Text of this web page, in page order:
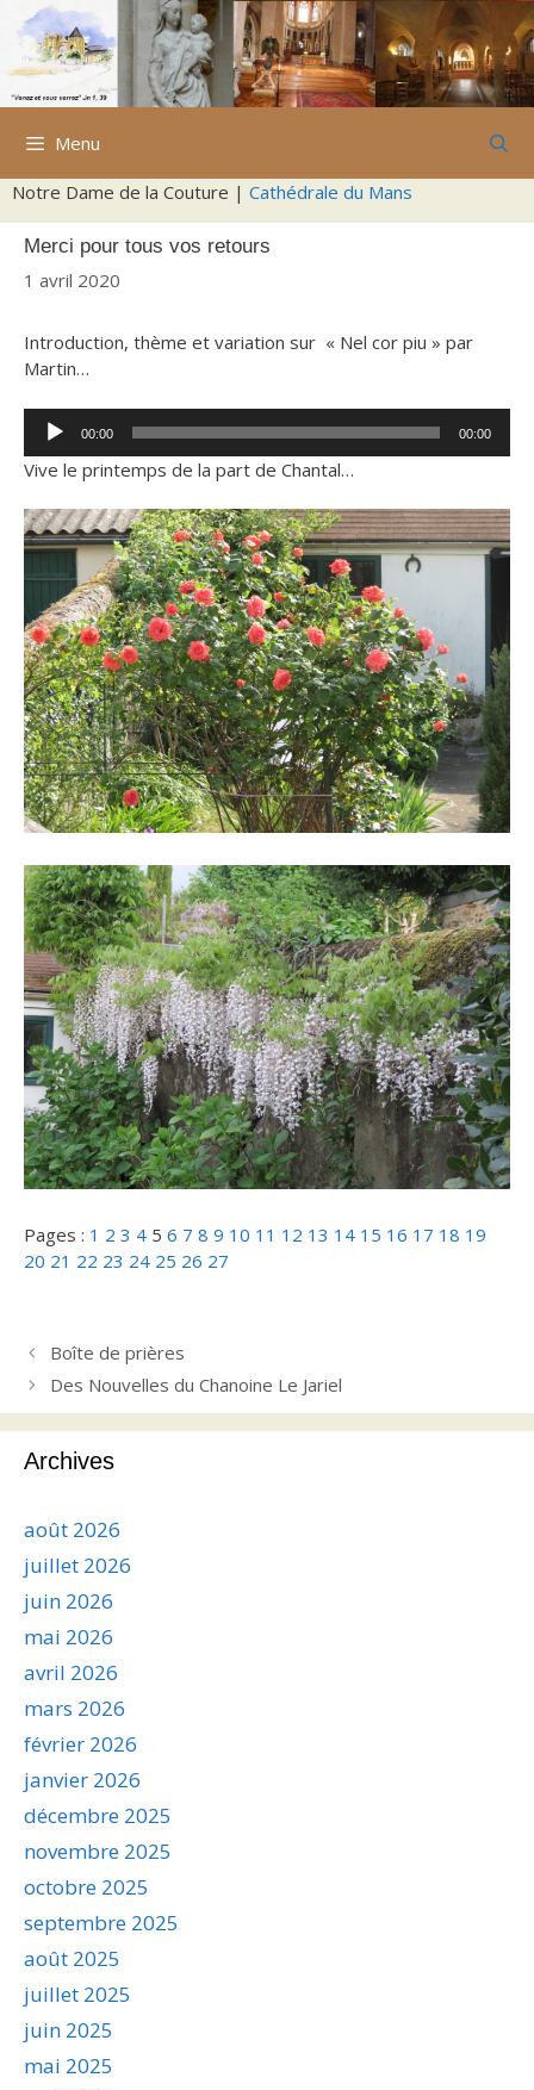
Aller
contenu
Menu
Notre Dame de la Couture | Cathédrale du Mans
Merci pour tous vos retours
1 avril 2020
Introduction, thème et variation sur « Nel cor piu » par
Martin…
Lecteur
audio
00:00 00:00
Vive le printemps de la part de Chantal…
Pages : 1 2 3 4 5 6 7 8 9 10 11 12 13 14 15 16 17 18 19
20 21 22 23 24 25 26 27
Boîte de prières
Des Nouvelles du Chanoine Le Jariel
Archives
août 2026
juillet 2026
juin 2026
mai 2026
avril 2026
mars 2026
février 2026
janvier 2026
décembre 2025
novembre 2025
octobre 2025
septembre 2025
août 2025
juillet 2025
juin 2025
mai 2025